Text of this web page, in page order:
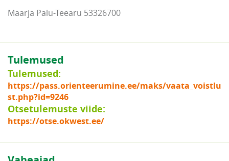
Maarja Palu-Teearu 53326700
Tulemused
Tulemused:
https://pass.orienteerumine.ee/maks/vaata_voistlu
st.php?id=9246
Otsetulemuste viide:
https://otse.okwest.ee/